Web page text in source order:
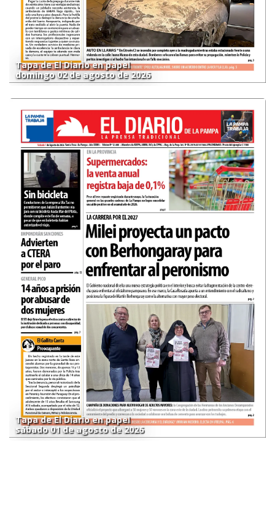
Tapa de El Diario en papel
domingo 02 de agosto de 2026
Tapa de El Diario en papel
sábado 01 de agosto de 2026